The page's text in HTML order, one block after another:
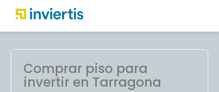
Comprar piso para
invertir en Tarragona